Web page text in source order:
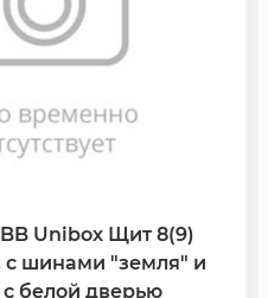
Unibox Щит 8(9)
с шинами "земля" и
белой дверью